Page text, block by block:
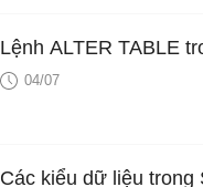
Lệnh ALTER TABLE
04/07
Các kiểu dữ liệu trong